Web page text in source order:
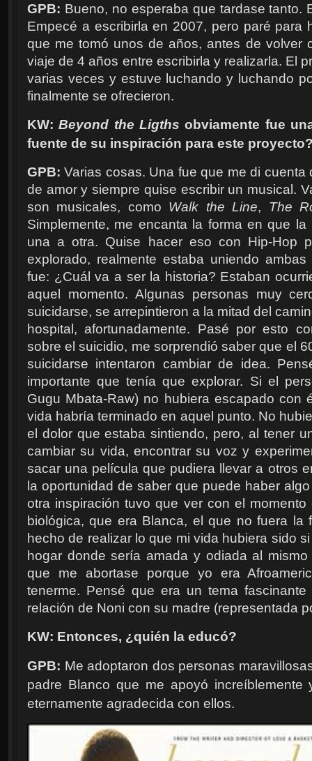
GPB: Bueno, no esperaba que tardase tanto.
Empecé a escribirla en 2007, pero paré para
que me tomó unos de años, antes de volver
viaje de 4 años entre escribirla y realizarla. El
varias veces y estuve luchando y luchando
finalmente se ofrecieron.
KW:Beyond the Ligths obviamente fue
fuente de su inspiración para este
GPB: Varias cosas. Una fue que me di
de amor y siempre quise escribir un musical.
son musicales, como Walk the Line,
The
Simplemente, me encanta la forma en que
una a otra. Quise hacer eso con Hip-Hop
explorado, realmente estaba uniendo
fue: ¿Cuál va a ser la historia? Estaban
aquel momento. Algunas personas muy
suicidarse, se arrepintieron a la mitad del
hospital, afortunadamente. Pasé por esto
sobre el suicidio, me sorprendió saber que el
suicidarse intentaron cambiar de idea.
importante que tenía que explorar. Si el
Gugu Mbata-Raw) no hubiera escapado con
vida habría terminado en aquel punto. No
el dolor que estaba sintiendo, pero, al tener
cambiar su vida, encontrar su voz y
sacar una película que pudiera llevar a otros
la oportunidad de saber que puede haber
otra inspiración tuvo que ver con el
biológica, que era Blanca, el que no fuera
hecho de realizar lo que mi vida hubiera sido
hogar donde sería amada y odiada al
que me abortase porque yo era
tenerme. Pensé que era un tema
relación de Noni con su madre (representada
KW: Entonces, ¿quién la educó?
GPB: Me adoptaron dos personas
padre Blanco que me apoyó
eternamente agradecida con ellos.